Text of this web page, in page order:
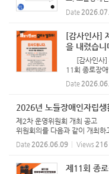
는 접근성, 이
고 개선을 요
Date
[감사인사]
을 내렸습니
[감사인사]
11회 종로장
영화제에서는
함께 영화를
Date
2026년 노들장애인자립
제2차 운영위원회 개최 공고
위원회의를 다음과 같이 개최
바랍니다. - 다 음 - 1. 일
소 : ...
Date 2026.06.09 Views 216
제11회 종